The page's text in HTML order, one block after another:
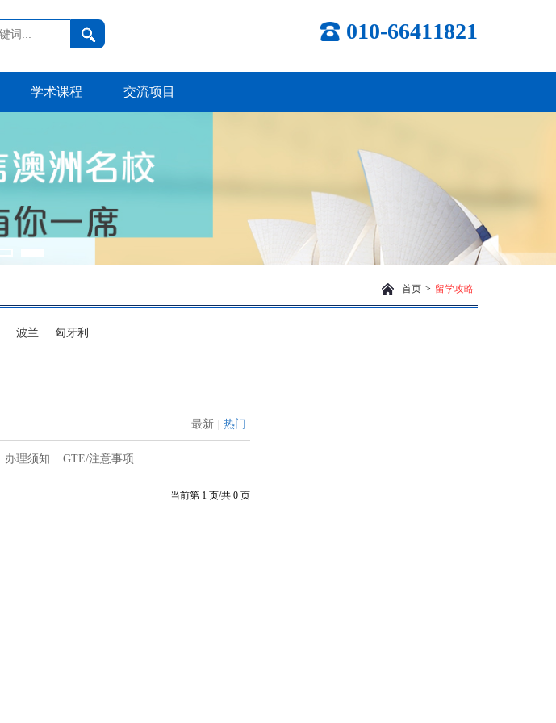
010-66411821
学术课程 交流项目
首页 > 留学攻略
波兰
匈牙利
最新 热门
办理须知 GTE/注意事项
当前第 1 页/共 0 页